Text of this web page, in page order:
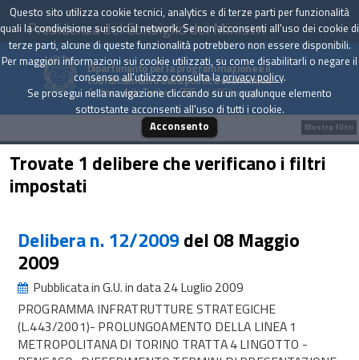
Presidenza del Consiglio dei Ministri
Dipartimento per la programmazione e il
coordinamento della politica economica
Archivio delle Delibere CIPE dal 1967 a oggi
Trovate 1 delibere che verificano i filtri
impostati
Delibera n. 12/2009del 08 Maggio
2009
Pubblicata in G.U. in data 24 Luglio 2009
PROGRAMMA INFRATRUTTURE STRATEGICHE
(L.443/2001)- PROLUNGOAMENTO DELLA LINEA 1
METROPOLITANA DI TORINO TRATTA 4 LINGOTTO -
Mostra filtri
Questo sito utilizza cookie tecnici, analytics e di terze parti per funzionalità
quali la condivisione sui social network. Se non acconsenti all'uso dei cookie di
terze parti, alcune di queste funzionalità potrebbero non essere disponibili.
Per maggiori informazioni sui cookie utilizzati, su come disabilitarli o negare il
consenso all'utilizzo consulta laprivacy policy.
Se prosegui nella navigazione cliccando su un qualunque elemento
sottostante acconsenti all'uso di tutti i cookie.
Acconsento